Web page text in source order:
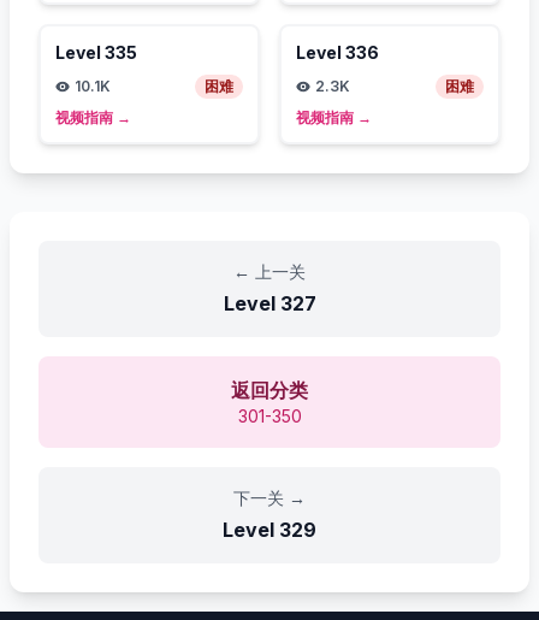
Level 335
10.1K
困难
视频指南 →
Level 336
2.3K
困难
视频指南 →
← 上一关
Level 327
返回分类
301-350
下一关 →
Level 329